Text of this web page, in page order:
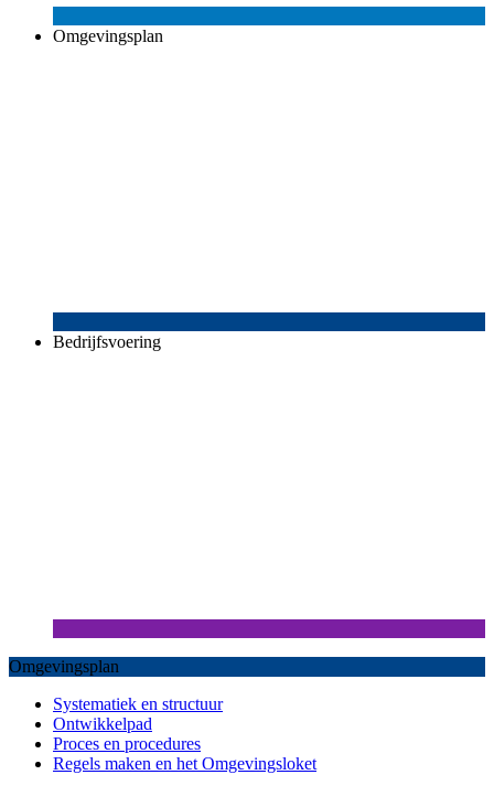
Omgevingsplan
Bedrijfsvoering
Omgevingsplan
Systematiek en structuur
Ontwikkelpad
Proces en procedures
Regels maken en het Omgevingsloket